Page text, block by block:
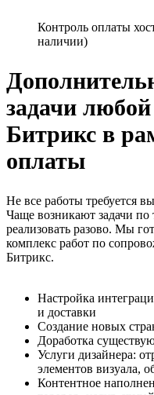
Контроль оплаты
наличии)
задачи
Битрикс в
оплаты
Не все работы требуется
Чаще возникают задачи
реализовать разово. Мы
комплекс работ по
Битрикс.
Настройка
и доставки
Создание новых
Доработка
Услуги дизайнера:
элементов визуала,
Контентное